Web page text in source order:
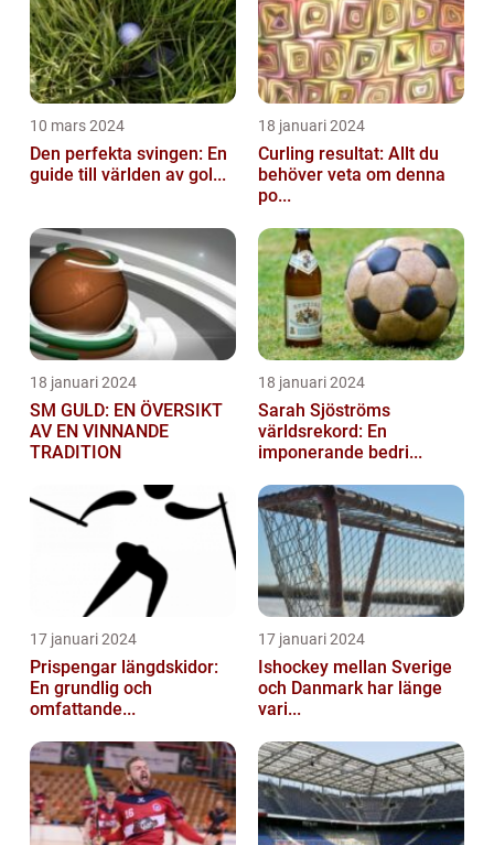
10 mars 2024
Den perfekta svingen: En
guide till världen av gol...
18 januari 2024
Curling resultat: Allt du
behöver veta om denna
po...
18 januari 2024
SM GULD: EN ÖVERSIKT
AV EN VINNANDE
TRADITION
18 januari 2024
Sarah Sjöströms
världsrekord: En
imponerande bedri...
17 januari 2024
Prispengar längdskidor:
En grundlig och
omfattande...
17 januari 2024
Ishockey mellan Sverige
och Danmark har länge
vari...